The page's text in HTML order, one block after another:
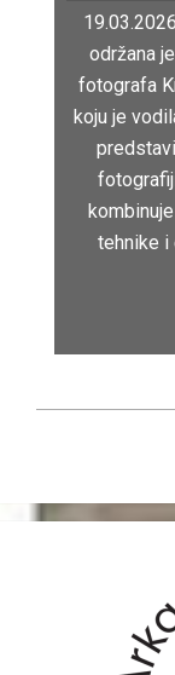
održana
fotografa
koju je
tehnike i